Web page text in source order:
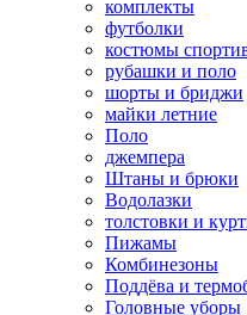
комплекты
футболки
костюмы
рубашки и поло
шорты и бриджи
майки летние
Поло
джемпера
Штаны и брюки
Водолазки
толстовки и
Пижамы
Комбинезоны
Поддёва и
Головные уборы